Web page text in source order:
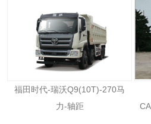
福田时代-瑞沃Q9(10T)-270马
力-轴距